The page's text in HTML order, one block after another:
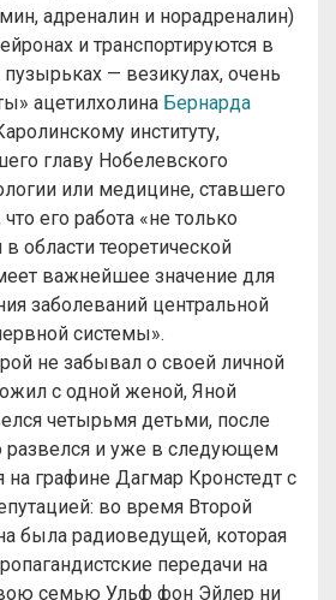
адреналин и норадреналин)
и транспортируются в
— везикулах, очень
ацетилхолина Бернарда
институту,
главу Нобелевского
или медицине, ставшего
его работа «не только
области теоретической
важнейшее значение для
заболеваний центральной
системы».
не забывал о своей личной
с одной женой, Яной
четырьмя детьми, после
развелся и уже в следующем
на графине Дагмар Кронстедт с
во время Второй
была радиоведущей, которая
передачи на
семью Ульф фон Эйлер ни